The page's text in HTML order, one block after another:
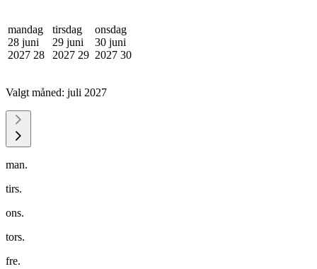
mandag
28 juni
2027 28
tirsdag
29 juni
2027 29
onsdag
30 juni
2027 30
Valgt måned: juli 2027
man.
tirs.
ons.
tors.
fre.